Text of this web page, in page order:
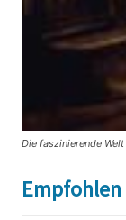
Die faszinierende
Empfohlen